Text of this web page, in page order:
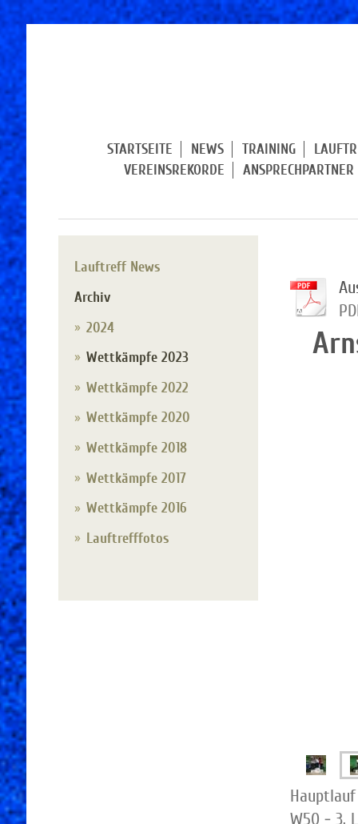
STARTSEITE NEWS TRAINING
VEREINSREKORDE
ANSPRECHPARTNER
W50 - 3.
Lauftreff News
Archiv
2024
Wettkämpfe 2023
Wettkämpfe 2022
Wettkämpfe 2020
Wettkämpfe 2018
Wettkämpfe 2017
Wettkämpfe 2016
Lauftrefffotos